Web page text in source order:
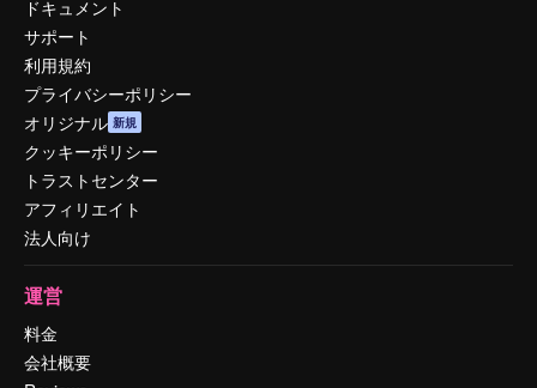
ドキュメント
サポート
利用規約
プライバシーポリシー
オリジナル 新規
クッキーポリシー
トラストセンター
アフィリエイト
法人向け
運営
料金
会社概要